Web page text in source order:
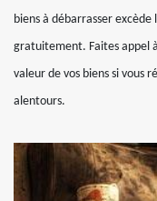
biens à débarrasser
gratuitement. Faites appel
valeur de vos biens si vous
alentours.